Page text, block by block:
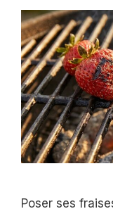
Poser ses